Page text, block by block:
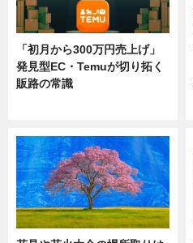
「初月から300万円売上げ」
発見型EC・Temuが切り拓く
販路の常識